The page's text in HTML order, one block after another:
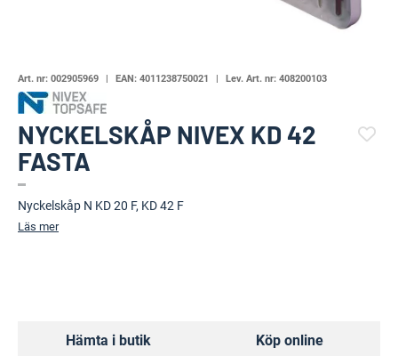
Art. nr: 002905969 EAN: 4011238750021 Lev. Art. nr: 408200103
NYCKELSKÅP NIVEX KD 42
FASTA
Nyckelskåp N KD 20 F, KD 42 F
Läs mer
Hämta i butik Köp online